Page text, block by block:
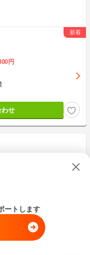
円
わせ
徒歩29分
山田駅 徒歩40分
5階建
エレベーター
ートします